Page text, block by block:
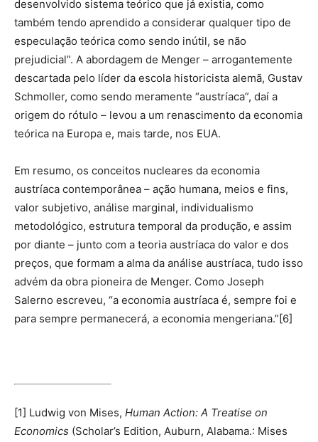
desenvolvido sistema teórico que já existia, como
também tendo aprendido a considerar qualquer tipo de
especulação teórica como sendo inútil, se não
prejudicial”. A abordagem de Menger – arrogantemente
descartada pelo líder da escola historicista alemã, Gustav
Schmoller, como sendo meramente “austríaca”, daí a
origem do rótulo – levou a um renascimento da economia
teórica na Europa e, mais tarde, nos EUA.
Em resumo, os conceitos nucleares da economia
austríaca contemporânea – ação humana, meios e fins,
valor subjetivo, análise marginal, individualismo
metodológico, estrutura temporal da produção, e assim
por diante – junto com a teoria austríaca do valor e dos
preços, que formam a alma da análise austríaca, tudo isso
advém da obra pioneira de Menger. Como Joseph
Salerno escreveu, “a economia austríaca é, sempre foi e
para sempre permanecerá, a economia mengeriana.”[6]
[1] Ludwig von Mises, Human Action: A Treatise on
Economics (Scholar’s Edition, Auburn, Alabama.: Mises